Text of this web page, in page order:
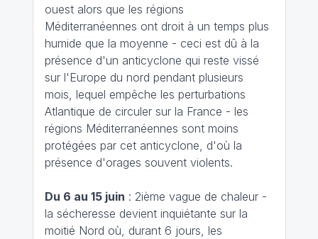
ouest alors que les régions
Méditerranéennes ont droit à un temps plus
humide que la moyenne - ceci est dû à la
présence d'un anticyclone qui reste vissé
sur l'Europe du nord pendant plusieurs
mois, lequel empêche les perturbations
Atlantique de circuler sur la France - les
régions Méditerranéennes sont moins
protégées par cet anticyclone, d'où la
présence d'orages souvent violents.
Du 6 au 15 juin : 2ième vague de chaleur -
la sécheresse devient inquiétante sur la
moitié Nord où, durant 6 jours, les